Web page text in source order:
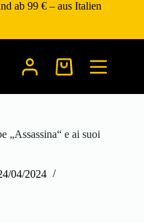
ab 99 € – aus Italien
Warenkorb
„Assassina“ e ai suoi
04/2024